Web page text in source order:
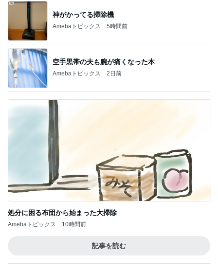
空手黒帯の夫も腕が痛くなった本
Amebaトピックス 2日前
処分に困る布団から始まった大掃除
Amebaトピックス 10時間前
記事を読む